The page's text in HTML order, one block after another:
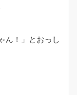
ん！」とおっし